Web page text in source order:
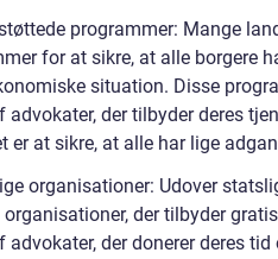
programmer: Mange
for at sikre, at alle borgere
situation. Disse
advokater, der tilbyder deres
er at sikre, at alle har lige
organisationer: Udover
der tilbyder
advokater, der donerer deres